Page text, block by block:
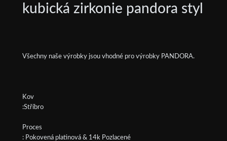
kubická zirkonie pandora styl
Všechny naše výrobky jsou vhodné pro výrobky PANDORA.
Kov
:Stříbro
Proces
: Pokovená platinová & 14k Pozlacené